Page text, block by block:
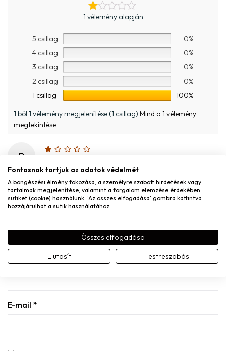
1 vélemény alapján
5 csillag
0%
4 csillag
0%
3 csillag
0%
2 csillag
0%
1 csillag
100%
1 ból 1 vélemény megjelenítése (1 csillag).Mind a 1 vélemény
megtekintése
D
2025.12.06.
Nagyon kicsi a méret
MONDD EL A VÉLEMÉNYED
E-mail *
Fontosnak tartjuk az adatok védelmét
A böngészési élmény fokozása, a személyre szabott hirdetések vagy
tartalmak megjelenítése, valamint a forgalom elemzése érdekében
sütiket (cookie) használunk. 'Az összes elfogadása' gombra kattintva
hozzájárulhat a sütik használatához.
Összes elfogadása
Elutasít Testreszabás